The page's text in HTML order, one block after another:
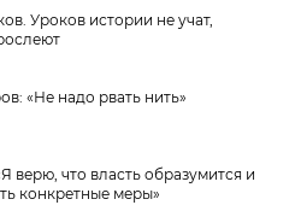
Уроков истории не учат,
«Не надо рвать нить»
верю, что власть образумится и
конкретные меры»